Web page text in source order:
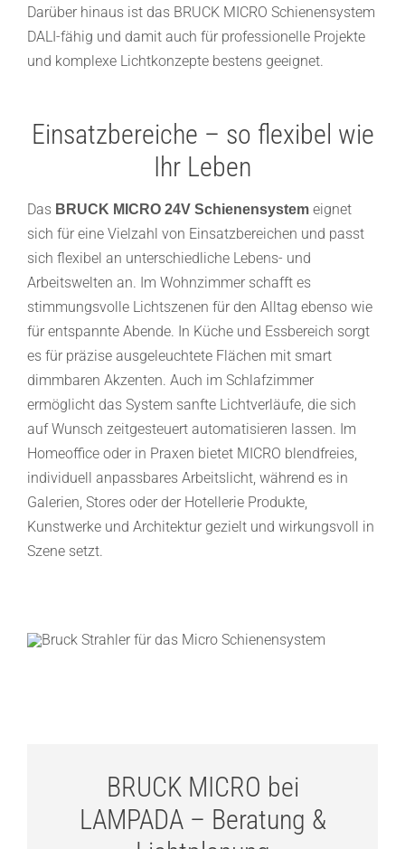
Darüber hinaus ist das BRUCK MICRO Schienensystem
DALI-fähig und damit auch für professionelle Projekte
und komplexe Lichtkonzepte bestens geeignet.
Einsatzbereiche – so flexibel wie
Ihr Leben
Das BRUCK MICRO 24V Schienensystem eignet
sich für eine Vielzahl von Einsatzbereichen und passt
sich flexibel an unterschiedliche Lebens- und
Arbeitswelten an. Im Wohnzimmer schafft es
stimmungsvolle Lichtszenen für den Alltag ebenso wie
für entspannte Abende. In Küche und Essbereich sorgt
es für präzise ausgeleuchtete Flächen mit smart
dimmbaren Akzenten. Auch im Schlafzimmer
ermöglicht das System sanfte Lichtverläufe, die sich
auf Wunsch zeitgesteuert automatisieren lassen. Im
Homeoffice oder in Praxen bietet MICRO blendfreies,
individuell anpassbares Arbeitslicht, während es in
Galerien, Stores oder der Hotellerie Produkte,
Kunstwerke und Architektur gezielt und wirkungsvoll in
Szene setzt.
BRUCK MICRO bei
LAMPADA – Beratung &